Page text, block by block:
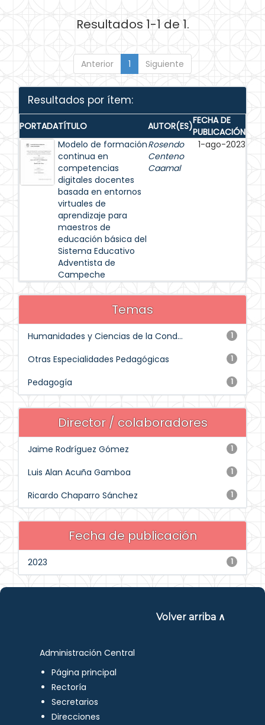
Resultados 1-1 de 1.
Anterior 1 Siguiente
Resultados por ítem:
PORTADATÍTULO AUTOR(ES)FECHA DE
PUBLICACIÓN
Modelo de formación
continua en
competencias
digitales docentes
basada en entornos
virtuales de
aprendizaje para
maestros de
educación básica del
Sistema Educativo
Adventista de
Campeche
Rosendo
Centeno
Caamal
1-ago-2023
Temas
1
Humanidades y Ciencias de la Cond...
1
Otras Especialidades Pedagógicas
1
Pedagogía
Director / colaboradores
1
Jaime Rodríguez Gómez
1
Luis Alan Acuña Gamboa
1
Ricardo Chaparro Sánchez
Fecha de publicación
1
2023
Volver arriba ∧
Administración Central
Página principal
Rectoría
Secretarios
Direcciones